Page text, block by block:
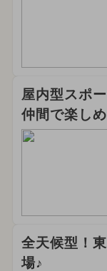
屋内型スポ
仲間で楽し
全天候型！
場♪